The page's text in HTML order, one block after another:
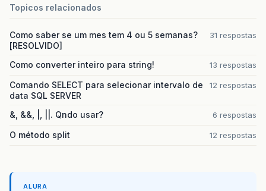
Topicos relacionados
Como saber se um mes tem 4 ou 5 semanas?
[RESOLVIDO]
31 respostas
Como converter inteiro para string! 13 respostas
Comando SELECT para selecionar intervalo de
data SQL SERVER
12 respostas
&, &&, |, ||. Qndo usar? 6 respostas
O método split 12 respostas
ALURA